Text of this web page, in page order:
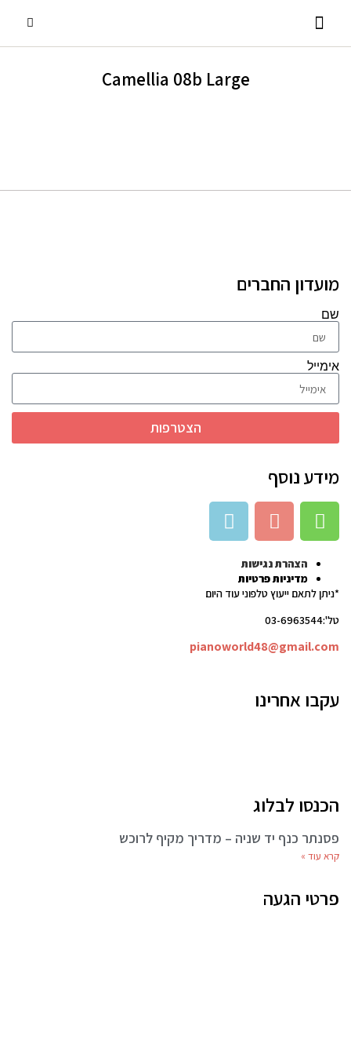
Camellia 08b Large
מועדון החברים
שם
אימייל
הצטרפות
מידע נוסף
הצהרת נגישות
מדיניות פרטיות
*ניתן לתאם ייעוץ טלפוני עוד היום
טל':03-6963544
pianoworld48@gmail.com
עקבו אחרינו
הכנסו לבלוג
פסנתר כנף יד שניה – מדריך מקיף לרוכש
קרא עוד »
פרטי הגעה